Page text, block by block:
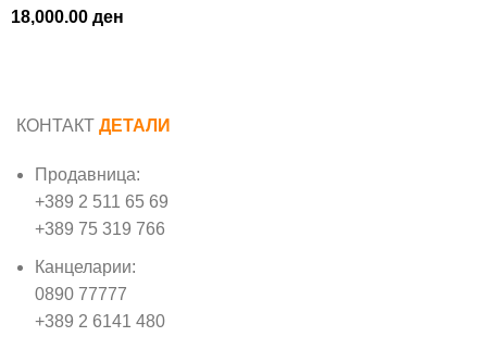
18,000.00ден
КОНТАКТ ДЕТАЛИ
Продавница:
+389 2 511 65 69
+389 75 319 766
Канцеларии:
0890 77777
+389 2 6141 480